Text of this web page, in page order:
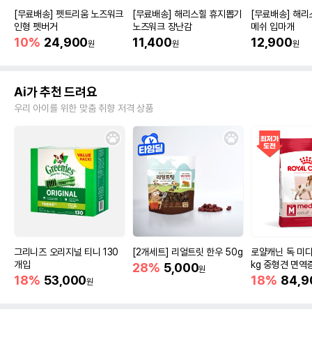
[무료배송] 펫트리움 노즈워크
인형 펫버거
10% 24,900원
[무료배송] 해리스힐 휴지뽑기
노즈워크 장난감
11,400원
[무료배송] 해리
메쉬 입마개
12,900원
Ai가 추천 드려요
우리 아이를 위한 맞춤 취향 저격 상품
그리니즈 오리지널 티니 130
개입
18% 53,000원
[2개세트] 리얼트릿 한우 50g
28% 5,000원
로얄캐닌 독 미
kg 중형견 면역
18%